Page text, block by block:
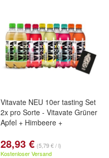
Vitavate NEU 10er tasting Set
2x pro Sorte - Vitavate Grüner
Apfel + Himbeere +
28,93 € (5,79 € / l)
Kostenloser Versand